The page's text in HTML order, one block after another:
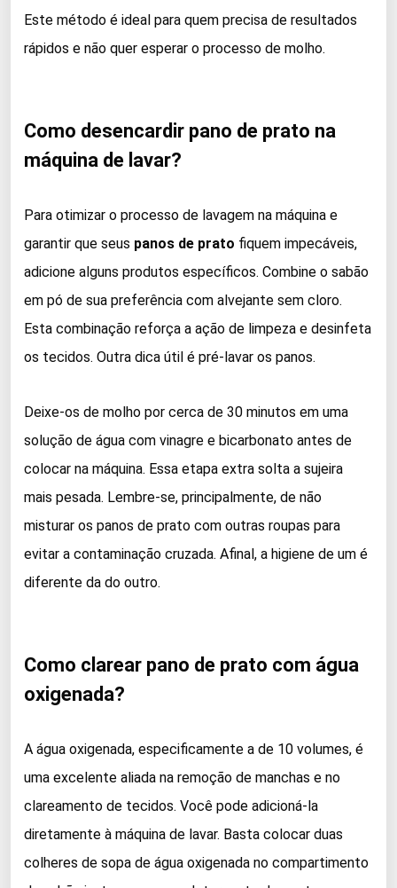
Este método é ideal para quem precisa de resultados
rápidos e não quer esperar o processo de molho.
Como desencardir pano de prato na
máquina de lavar?
Para otimizar o processo de lavagem na máquina e
garantir que seus panos de prato fiquem impecáveis,
adicione alguns produtos específicos. Combine o sabão
em pó de sua preferência com alvejante sem cloro.
Esta combinação reforça a ação de limpeza e desinfeta
os tecidos. Outra dica útil é pré-lavar os panos.
Deixe-os de molho por cerca de 30 minutos em uma
solução de água com vinagre e bicarbonato antes de
colocar na máquina. Essa etapa extra solta a sujeira
mais pesada. Lembre-se, principalmente, de não
misturar os panos de prato com outras roupas para
evitar a contaminação cruzada. Afinal, a higiene de um é
diferente da do outro.
Como clarear pano de prato com água
oxigenada?
A água oxigenada, especificamente a de 10 volumes, é
uma excelente aliada na remoção de manchas e no
clareamento de tecidos. Você pode adicioná-la
diretamente à máquina de lavar. Basta colocar duas
colheres de sopa de água oxigenada no compartimento